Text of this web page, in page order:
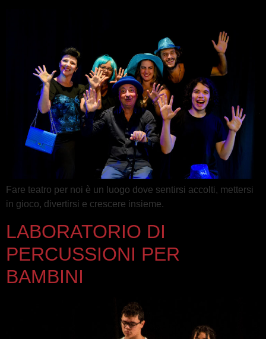
Fare teatro per noi è un luogo dove sentirsi accolti, mettersi
in gioco, divertirsi e crescere insieme.
LABORATORIO DI
PERCUSSIONI PER
BAMBINI